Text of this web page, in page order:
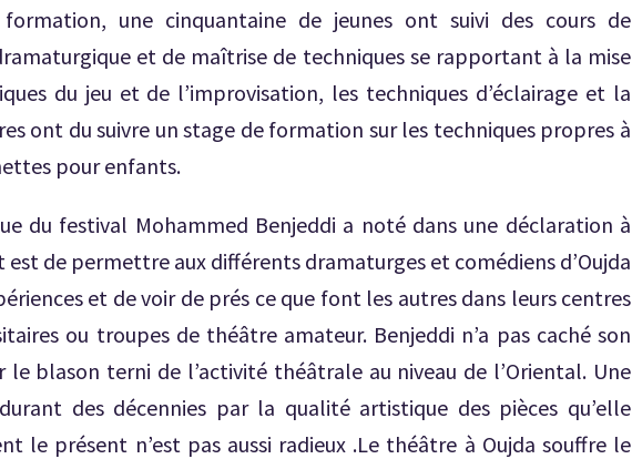
une cinquantaine de jeunes ont suivi des cours de
et de maîtrise de techniques se rapportant à la mise
du jeu et de l’improvisation, les techniques d’éclairage et la
ont du suivre un stage de formation sur les techniques propres à
pour enfants.
du festival Mohammed Benjeddi a noté dans une déclaration à
est de permettre aux différents dramaturges et comédiens d’Oujda
et de voir de prés ce que font les autres dans leurs centres
ou troupes de théâtre amateur. Benjeddi n’a pas caché son
blason terni de l’activité théâtrale au niveau de l’Oriental. Une
des décennies par la qualité artistique des pièces qu’elle
le présent n’est pas aussi radieux .Le théâtre à Oujda souffre le